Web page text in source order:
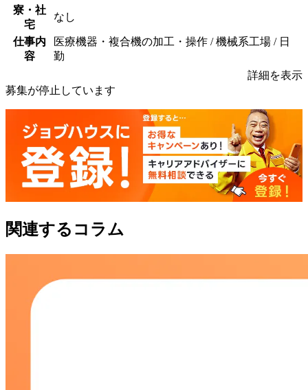
寮・社
宅
なし
仕事内
容
医療機器・複合機の加工・操作 / 機械系工場 / 日
勤
詳細を表示
募集が停止しています
関連するコラム